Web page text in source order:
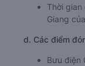
Thời gian
Giang
d. Các điểm
Bưu điện